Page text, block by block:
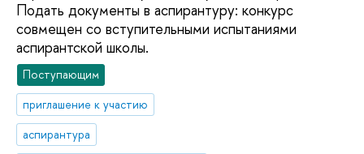
Подать документы в аспирантуру: конкурс
совмещен со вступительными испытаниями
аспирантской школы.
Поступающим
приглашение к участию
аспирантура